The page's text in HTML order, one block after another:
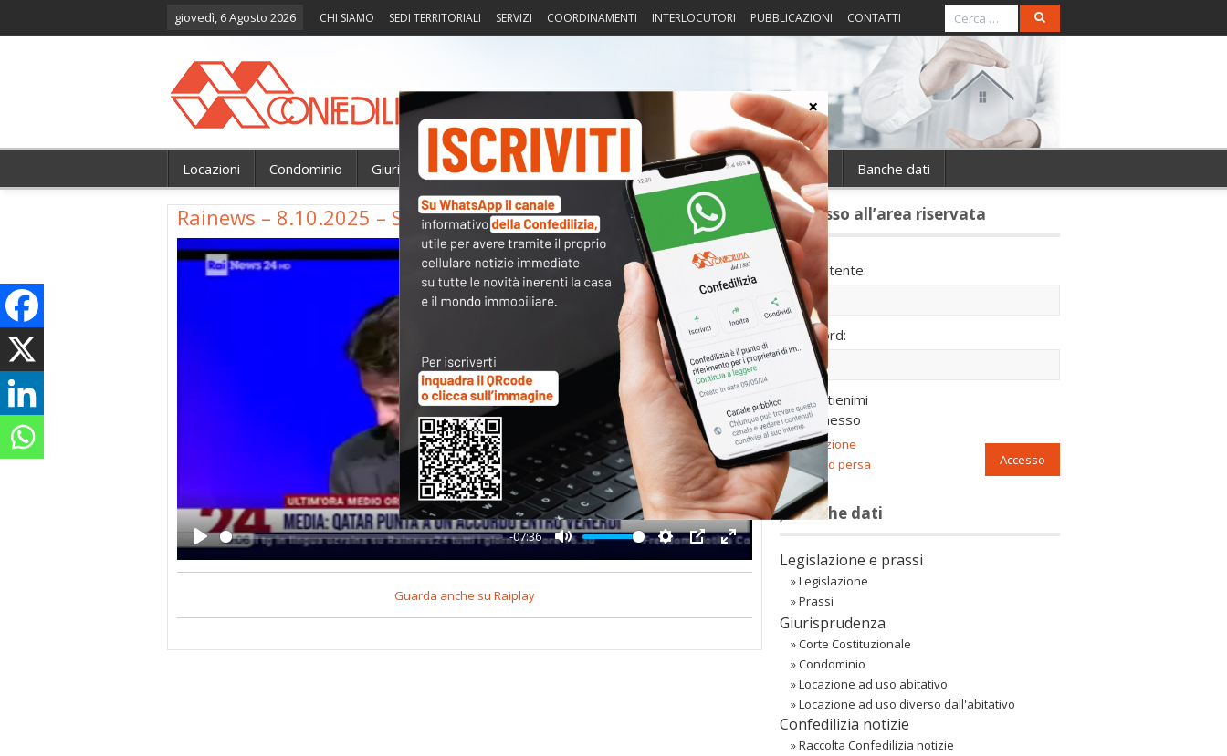
giovedì, 6 Agosto 2026 CHI SIAMO SEDI TERRITORIALI SERVIZI COORDINAMENTI INTERLOCUTORI PUBBLICAZIONI CONTATTI
Locazioni Condominio Giurisprudenza Fisco Portierato Intorno alla casa Notizie Banche dati
Rainews – 8.10.2025 – Sera 24 – Ore 19
-07:36
fullscreen
Play
Guarda anche su Raiplay
〉 Accesso all’area riservata
Nome utente:
Password:
Mantienimi
connesso
Accesso
Registrazione
Password persa
〉 Banche dati
Legislazione e prassi
»Legislazione
»Prassi
Giurisprudenza
»Corte Costituzionale
»Condominio
»Locazione ad uso abitativo
»Locazione ad uso diverso dall'abitativo
Confedilizia notizie
»Raccolta Confedilizia notizie